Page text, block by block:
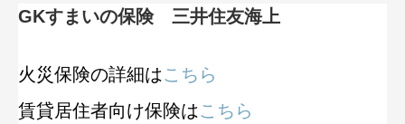
GKすまいの保険 三井住友海上
火災保険の詳細はこちら
賃貸居住者向け保険はこちら